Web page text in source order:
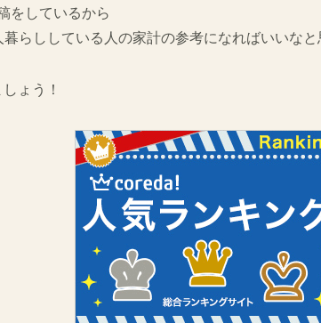
をしているから
らししている人の家計の参考になればいいなと
ょう！